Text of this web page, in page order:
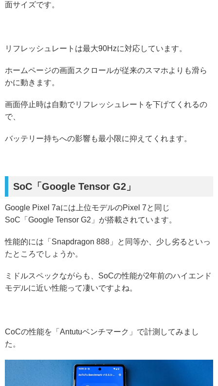
面サイズです。
リフレッシュレートは最大90Hzに対応しています。
ホームページの画面スクロールが従来のスマホよりも滑ら
かに動きます。
画面停止時は自動でリフレッシュレートを下げてくれるの
で、
バッテリー持ちへの影響も最小限に抑えてくれます。
SoC「Google Tensor G2」
Google Pixel 7aには上位モデルのPixel 7と同じ
SoC「Google Tensor G2」が搭載されています。
性能的には「Snapdragon 888」と同等か、少し劣るといっ
たところでしょうか。
ミドルスペックながらも、SoCの性能が2年前のハイエンド
モデルに近い性能って凄いですよね。
CoCの性能を「Antutuベンチマーク」で計測してみまし
た。